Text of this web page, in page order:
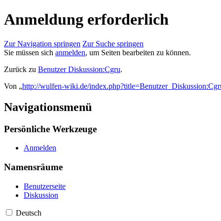
Anmeldung erforderlich
Zur Navigation springen Zur Suche springen
Sie müssen sich anmelden, um Seiten bearbeiten zu können.
Zurück zu Benutzer Diskussion:Cgru.
Von „http://wulfen-wiki.de/
Navigationsmenü
Persönliche Werkzeuge
Anmelden
Namensräume
Benutzerseite
Diskussion
Deutsch